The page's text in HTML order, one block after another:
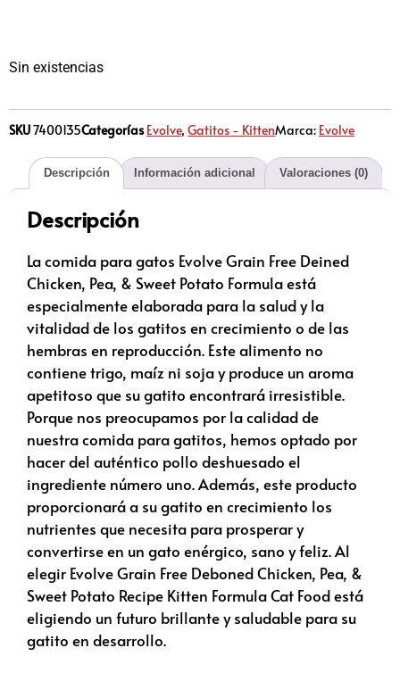
Sin existencias
SKU7400135Categorías Evolve, Gatitos - KittenMarca: Evolve
Descripción Información adicional Valoraciones (0)
Descripción
La comida para gatos Evolve Grain Free Deined
Chicken, Pea, & Sweet Potato Formula está
especialmente elaborada para la salud y la
vitalidad de los gatitos en crecimiento o de las
hembras en reproducción. Este alimento no
contiene trigo, maíz ni soja y produce un aroma
apetitoso que su gatito encontrará irresistible.
Porque nos preocupamos por la calidad de
nuestra comida para gatitos, hemos optado por
hacer del auténtico pollo deshuesado el
ingrediente número uno. Además, este producto
proporcionará a su gatito en crecimiento los
nutrientes que necesita para prosperar y
convertirse en un gato enérgico, sano y feliz. Al
elegir Evolve Grain Free Deboned Chicken, Pea, &
Sweet Potato Recipe Kitten Formula Cat Food está
eligiendo un futuro brillante y saludable para su
gatito en desarrollo.